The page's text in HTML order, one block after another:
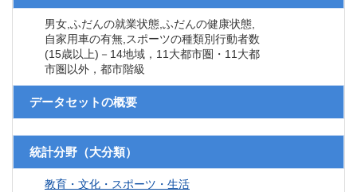
男女,ふだんの就業状態,ふだんの健康状態,
自家用車の有無,スポーツの種類別行動者数
(15歳以上)－14地域，11大都市圏・11大都
市圏以外，都市階級
データセットの概要
統計分野（大分類）
教育・文化・スポーツ・生活